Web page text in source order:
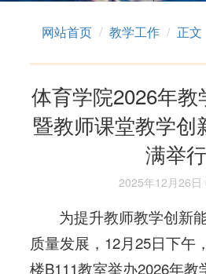
网站首页 教学工作 正文
体育学院2026年教
暨教师课堂教学创
满举行
2025年12月26日
为提升教师教学创新
质量发展，12月25日下午
楼B111教室举办2026年